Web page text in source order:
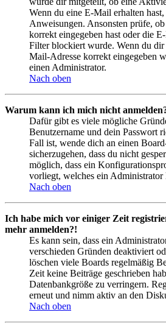
Wenn du eine E-Mail erhalten
Anweisungen. Ansonsten prüfe,
korrekt eingegeben hast oder die
Filter blockiert wurde. Wenn du dir
Mail-Adresse korrekt eingegeben
einen Administrator.
Nach oben
Warum kann ich mich nicht
Dafür gibt es viele mögliche
Benutzername und dein Passwort
Fall ist, wende dich an einen
sicherzugehen, dass du nicht
möglich, dass ein
vorliegt, welches ein Administrator
Nach oben
Ich habe mich vor einiger Zeit
mehr anmelden?!
Es kann sein, dass ein
verschieden Gründen deaktiviert
löschen viele Boards regelmäßig
Zeit keine Beiträge geschrieben
Datenbankgröße zu verringern.
erneut und nimm aktiv an den
Nach oben